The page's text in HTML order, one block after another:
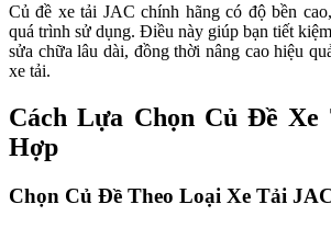
Củ đề xe tải JAC chính hãng có độ bền
quá trình sử dụng. Điều này giúp bạn tiết
sửa chữa lâu dài, đồng thời nâng cao hiệu
xe tải.
Cách Lựa Chọn Củ Đề Xe
Hợp
Chọn Củ Đề Theo Loại Xe Tải